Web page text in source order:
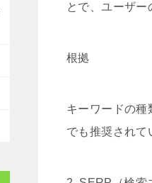
とで、ユーザー
根拠
キーワードの
でも推奨されて